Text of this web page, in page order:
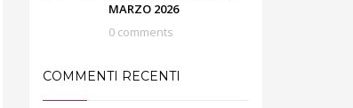
MARZO 2026
0 comments
COMMENTI RECENTI